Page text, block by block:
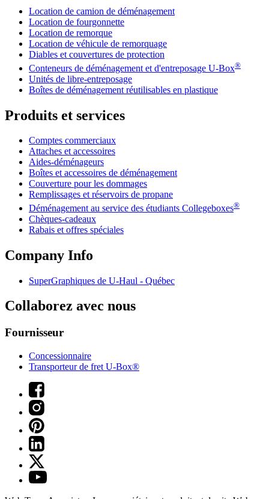
Location de camion de déménagement
Location de fourgonnette
Location de remorque
Location de véhicule de remorquage
Diables et couvertures de protection
Conteneurs de déménagement et d'entreposage U-Box®
Unités de libre-entreposage
Boîtes de déménagement réutilisables en plastique
Produits et services
Comptes commerciaux
Attaches et accessoires
Aides-déménageurs
Boîtes et accessoires de déménagement
Couverture pour les dommages
Remplissages et réservoirs de propane
Déménagement au service des étudiants Collegeboxes®
Chèques-cadeaux
Rabais et offres spéciales
Company Info
SuperGraphiques de U-Haul - Québec
Collaborez avec nous
Fournisseur
Concessionnaire
Transporteur de fret U-Box®